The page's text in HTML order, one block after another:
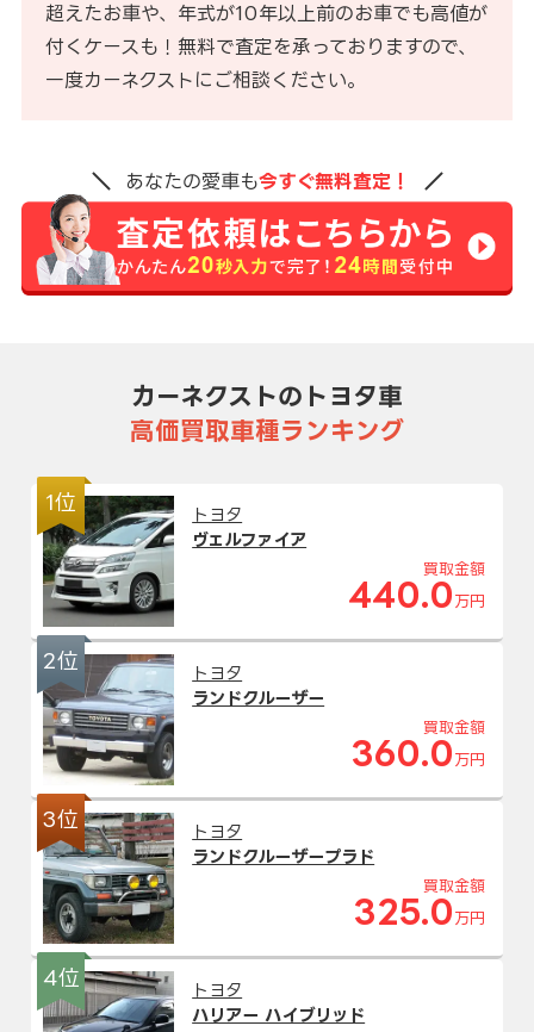
超えたお車や、年式が10年以上前のお車でも高値が
付くケースも！無料で査定を承っておりますので、
一度カーネクストにご相談ください。
あなたの愛車も今すぐ無料査定！
カーネクストのトヨタ車
高価買取車種ランキング
1位
トヨタ
ヴェルファイア
買取金額
440.0 万円
2位
トヨタ
ランドクルーザー
買取金額
360.0 万円
3位
トヨタ
ランドクルーザープラド
買取金額
325.0 万円
4位
トヨタ
ハリアー ハイブリッド